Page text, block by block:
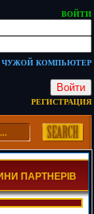
ВОЙТИ
ЧУЖОЙ КОМПЬЮТЕР
Войти
РЕГИСТРАЦИЯ
ПАРТНЕРІВ